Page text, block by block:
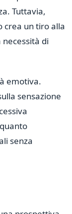
Tuttavia,
crea un tiro alla
di
emotiva.
sensazione
senza